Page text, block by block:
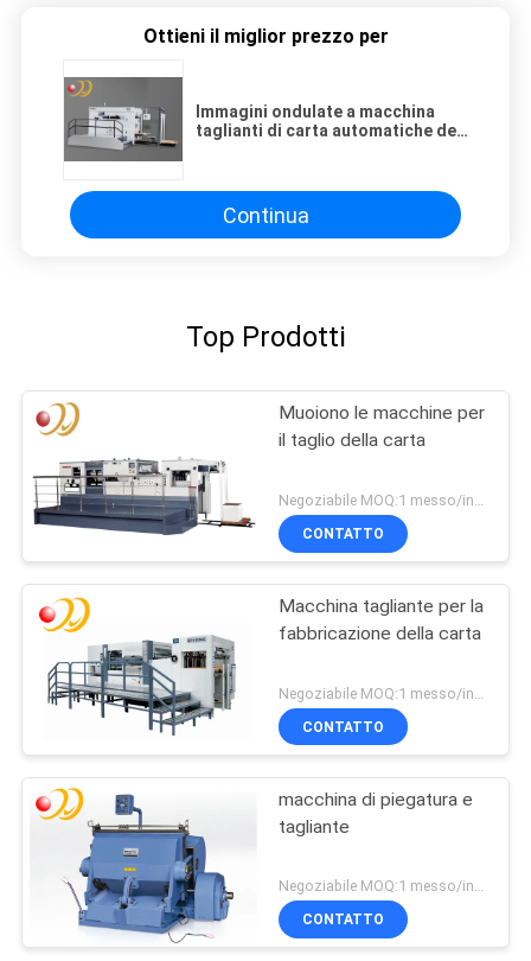
Ottieni il miglior prezzo per
Immagini ondulate a macchina
taglianti di carta automatiche del
Continua
Top Prodotti
Muoiono le macchine per
il taglio della carta
CONTATTO
Macchina tagliante per la
fabbricazione della carta
CONTATTO
macchina di piegatura e
tagliante
Negoziabile MOQ:1 messo/insiemi
CONTATTO